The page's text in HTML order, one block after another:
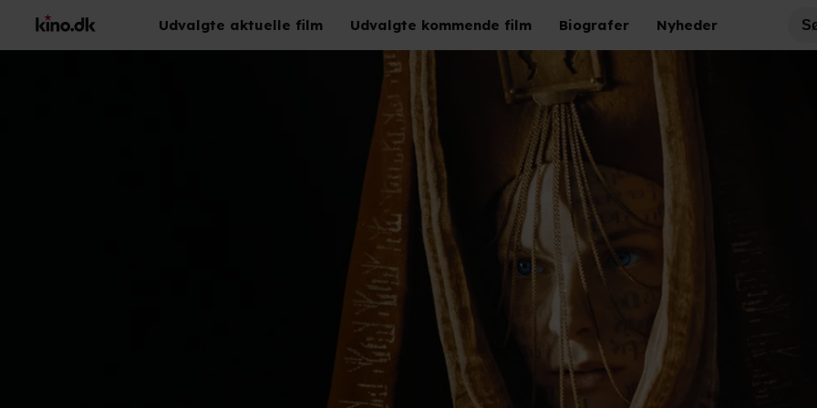
Udvalgte aktuelle film Udvalgte kommende film Biografer Nyheder